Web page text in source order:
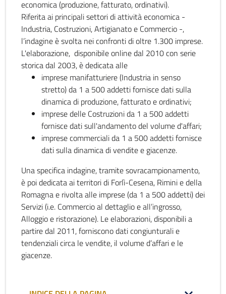
economica (produzione, fatturato, ordinativi).
Riferita ai principali settori di attività economica -
Industria, Costruzioni, Artigianato e Commercio -,
l’indagine è svolta nei confronti di oltre 1.300 imprese.
L'elaborazione, disponibile online dal 2010 con serie
storica dal 2003, è dedicata alle
imprese manifatturiere (Industria in senso
stretto) da 1 a 500 addetti fornisce dati sulla
dinamica di produzione, fatturato e ordinativi;
imprese delle Costruzioni da 1 a 500 addetti
fornisce dati sull'andamento del volume d'affari;
imprese commerciali da 1 a 500 addetti fornisce
dati sulla dinamica di vendite e giacenze.
Una specifica indagine, tramite sovracampionamento,
è poi dedicata ai territori di Forlì-Cesena, Rimini e della
Romagna e rivolta alle imprese (da 1 a 500 addetti) dei
Servizi (i.e. Commercio al dettaglio e all’ingrosso,
Alloggio e ristorazione). Le elaborazioni, disponibili a
partire dal 2011, forniscono dati congiunturali e
tendenziali circa le vendite, il volume d’affari e le
giacenze.